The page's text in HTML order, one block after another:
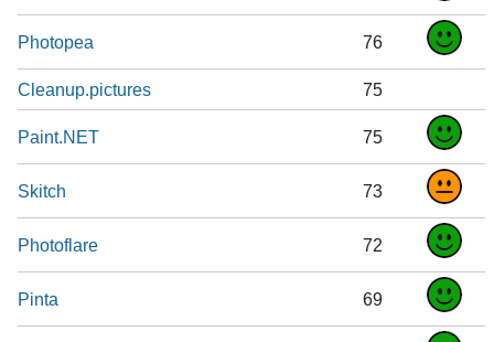
Photopea 76
Cleanup.pictures 75
Paint.NET 75
Skitch 73
Photoflare 72
Pinta 69